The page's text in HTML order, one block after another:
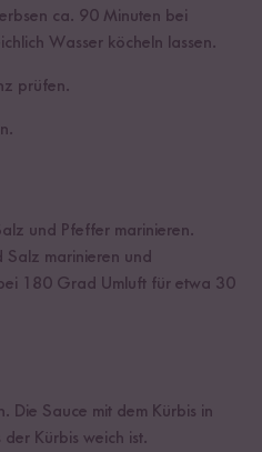
ca. 90 Minuten bei
Wasser köcheln lassen.
prüfen.
und Pfeffer marinieren.
Salz marinieren und
180 Grad Umluft für etwa 30
Die Sauce mit dem Kürbis in
Kürbis weich ist.